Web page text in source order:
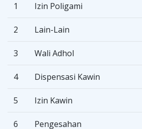
1 Izin Poligami
2 Lain-Lain
3 Wali Adhol
4 Dispensasi Kawin
5 Izin Kawin
6
Pengesahan